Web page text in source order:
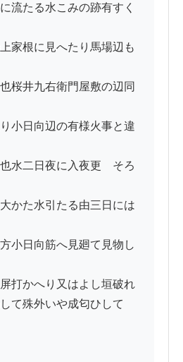
流たる水こみの跡有すく
家根に見へたり馬場辺も
桜井九右衛門屋敷の辺同
小日向辺の有様火事と違
水二日夜に入夜更ゟそろ
かた水引たる由三日には
小日向筋へ見廻て見物し
打かへり又はよし垣破れ
て殊外いや成匂ひして